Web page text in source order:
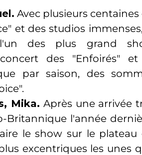
Avec plusieurs centaines
et des studios
des plus grand
des "Enfoirés"
par saison, des
Mika. Après une arrivée
Britannique l'année
le show sur le plateau
excentriques les unes